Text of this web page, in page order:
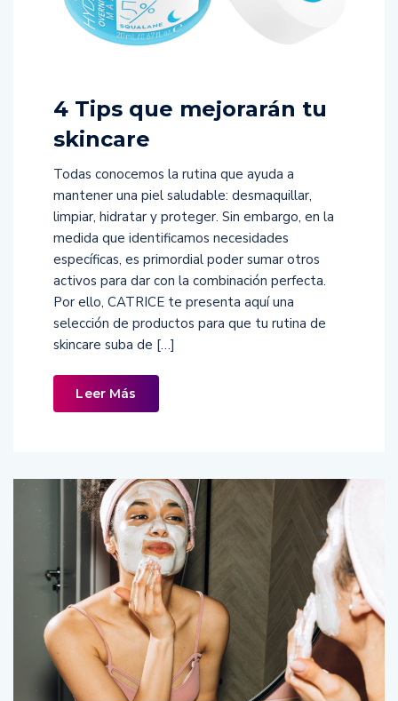
4 Tips que mejorarán tu
skincare
Todas conocemos la rutina que ayuda a
mantener una piel saludable: desmaquillar,
limpiar, hidratar y proteger. Sin embargo, en la
medida que identificamos necesidades
específicas, es primordial poder sumar otros
activos para dar con la combinación perfecta.
Por ello, CATRICE te presenta aquí una
selección de productos para que tu rutina de
skincare suba de […]
Leer Más